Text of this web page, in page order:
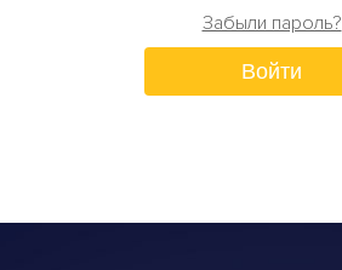
Забыли пароль?
Войти